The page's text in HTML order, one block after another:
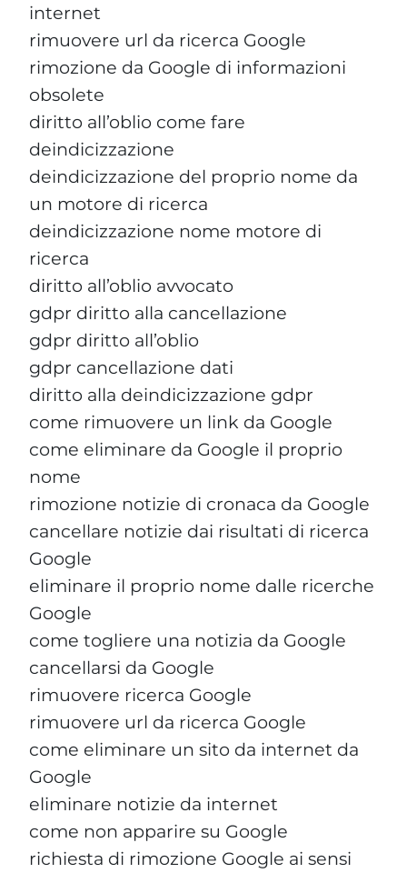
internet
rimuovere url da ricerca Google
rimozione da Google di informazioni
obsolete
diritto all’oblio come fare
deindicizzazione
deindicizzazione del proprio nome da
un motore di ricerca
deindicizzazione nome motore di
ricerca
diritto all’oblio avvocato
gdpr diritto alla cancellazione
gdpr diritto all’oblio
gdpr cancellazione dati
diritto alla deindicizzazione gdpr
come rimuovere un link da Google
come eliminare da Google il proprio
nome
rimozione notizie di cronaca da Google
cancellare notizie dai risultati di ricerca
Google
eliminare il proprio nome dalle ricerche
Google
come togliere una notizia da Google
cancellarsi da Google
rimuovere ricerca Google
rimuovere url da ricerca Google
come eliminare un sito da internet da
Google
eliminare notizie da internet
come non apparire su Google
richiesta di rimozione Google ai sensi